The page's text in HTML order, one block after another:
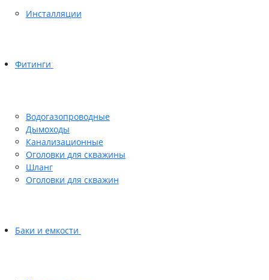
Инсталляции
Фитинги
Водогазопроводные
Дымоходы
Канализационные
Оголовки для скважины
Шланг
Оголовки для скважин
Баки и емкости